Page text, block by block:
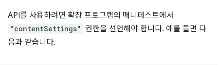
API를 사용하려면 확장 프로그램의 매니페스트에서
"contentSettings" 권한을 선언해야 합니다. 예를 들면 다
음과 같습니다.